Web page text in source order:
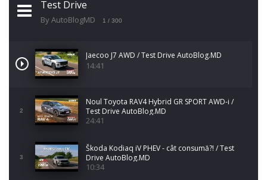
Test Drive
By AutoBlogMD 1 / 300
Jaecoo J7 AWD / Test Drive AutoBlog.MD
14:41
2
Noul Toyota RAV4 Hybrid GR SPORT AWD-i /
Test Drive AutoBlog.MD
24:41
3
Škoda Kodiaq iV PHEV - cât consumă?! / Test
Drive AutoBlog.MD
10:34